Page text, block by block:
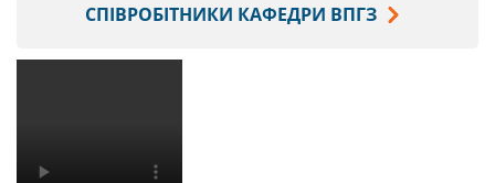
СПІВРОБІТНИКИ КАФЕДРИ ВПГЗ